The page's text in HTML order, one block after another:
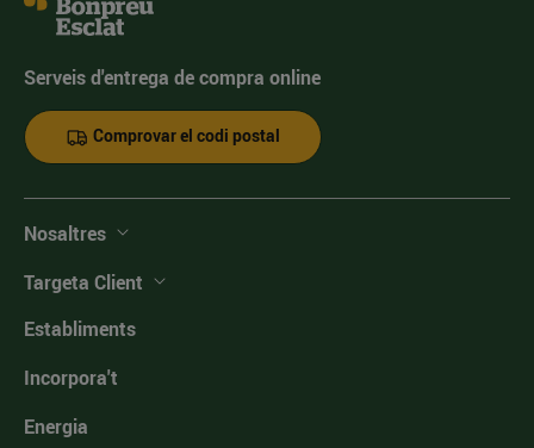
Serveis d'entrega de compra online
Comprovar el codi postal
Nosaltres
Targeta Client
Establiments
Incorpora't
Energia